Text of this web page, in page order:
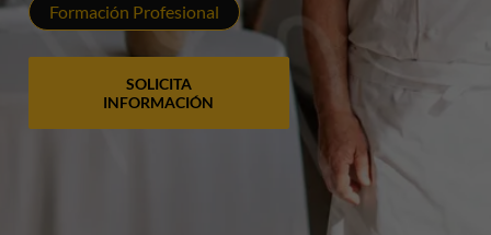
Formación Profesional
SOLICITA
INFORMACIÓN